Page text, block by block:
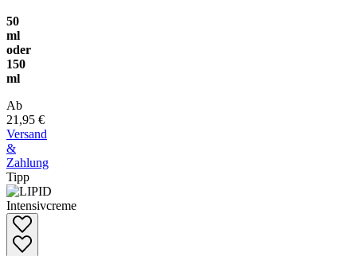
50
ml
oder
150
ml
Ab
21,95 €
Versand
&
Zahlung
Tipp